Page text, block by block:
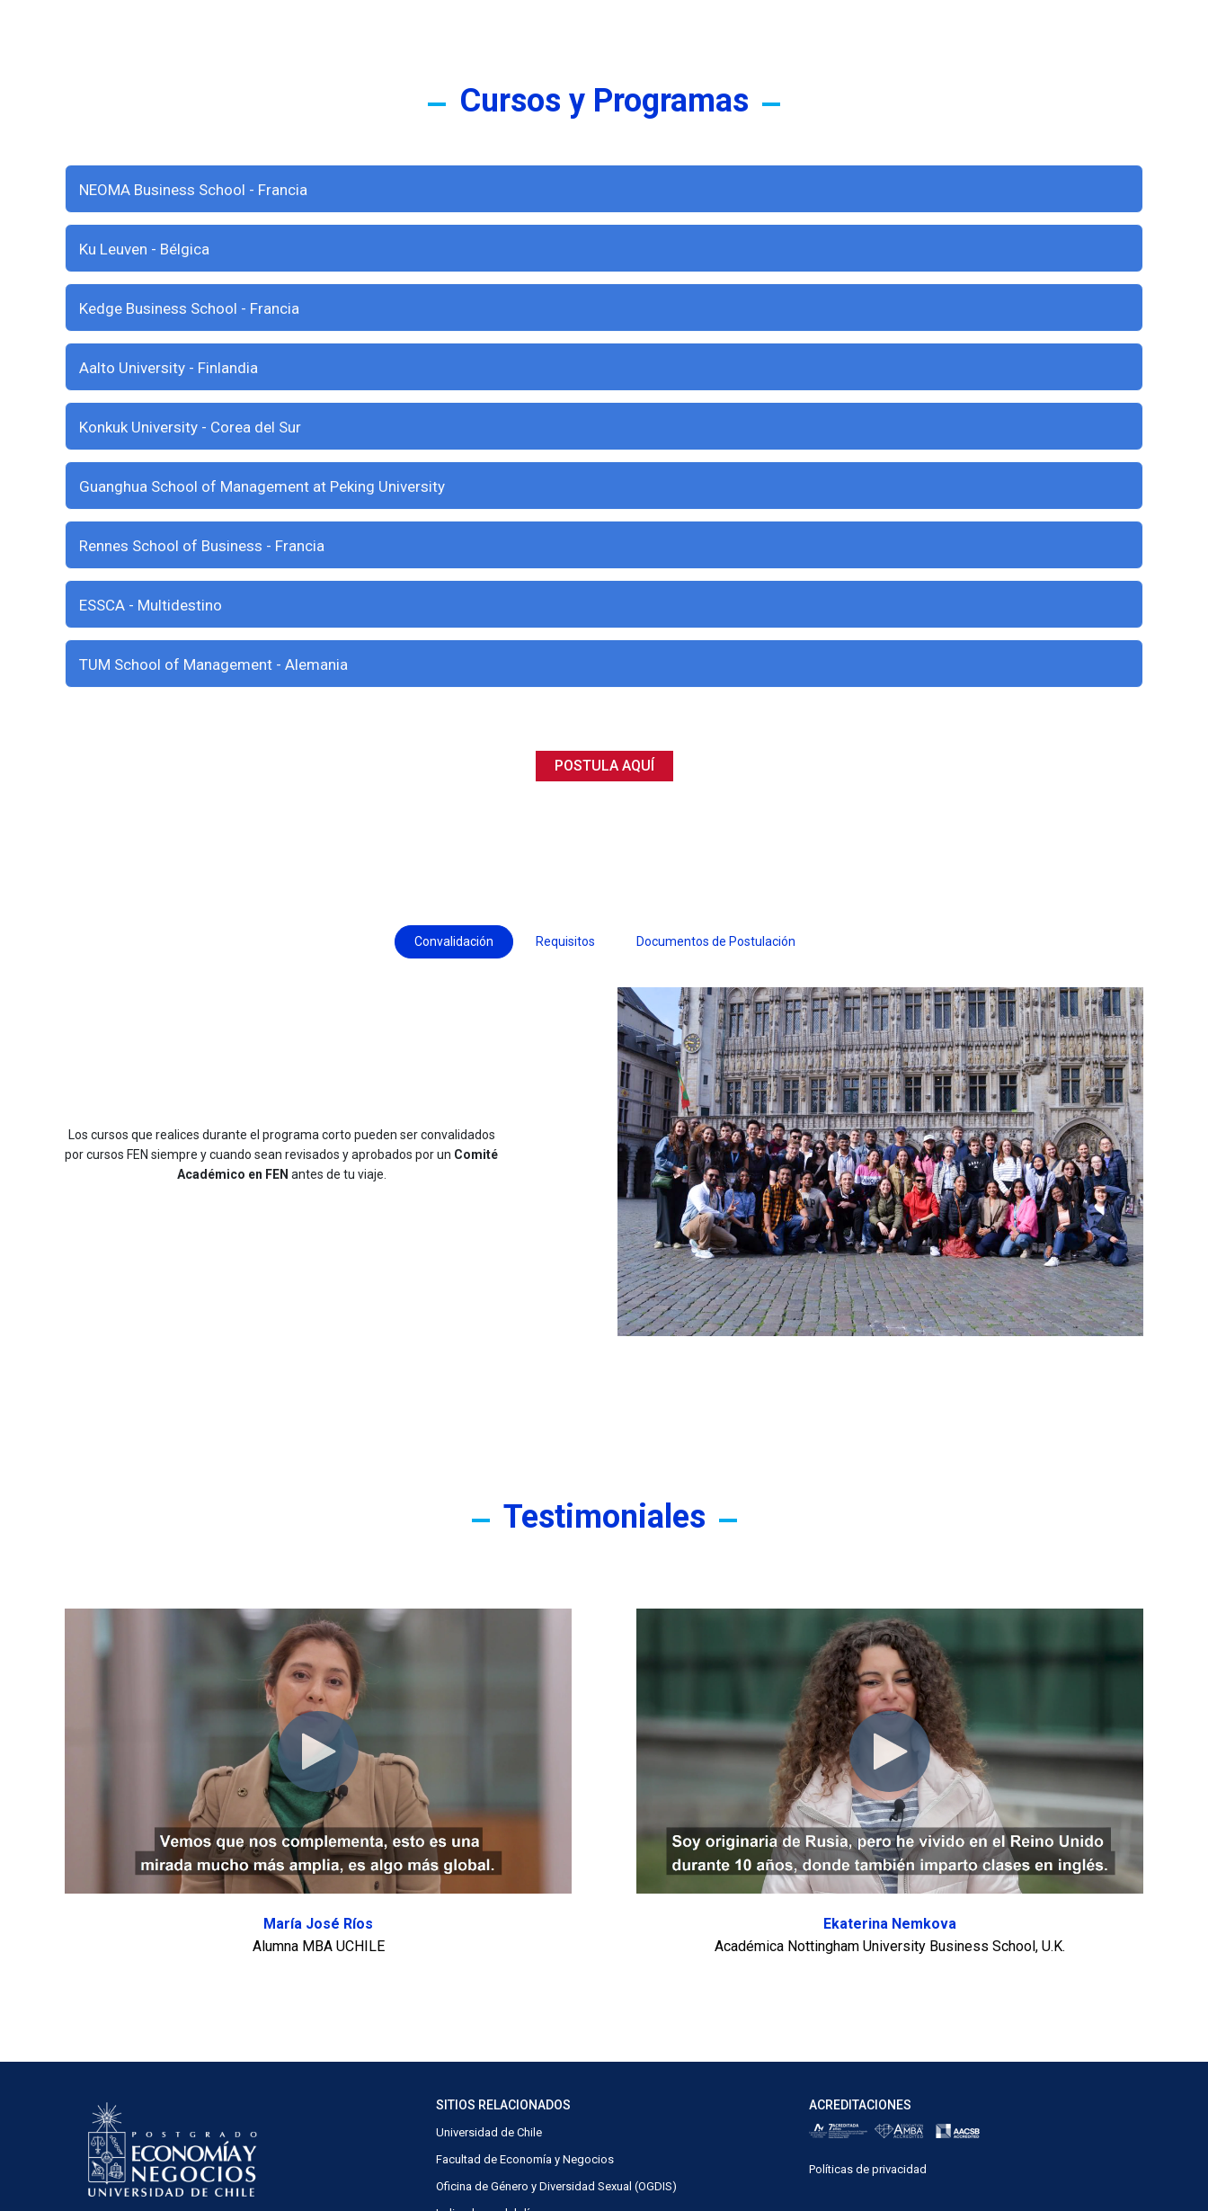
Cursos y Programas
NEOMA Business School - Francia
Ku Leuven - Bélgica
Kedge Business School - Francia
Aalto University - Finlandia
Konkuk University - Corea del Sur
Guanghua School of Management at Peking University
Rennes School of Business - Francia
ESSCA - Multidestino
TUM School of Management - Alemania
POSTULA AQUÍ
Convalidación Requisitos Documentos de Postulación
Los cursos que realices durante el programa corto pueden ser convalidados
por cursos FEN siempre y cuando sean revisados y aprobados por un Comité
Académico en FEN antes de tu viaje.
Testimoniales
María José Ríos
Alumna MBA UCHILE
Ekaterina Nemkova
Académica Nottingham University Business School, U.K.
SITIOS RELACIONADOS
Universidad de Chile
Facultad de Economía y Negocios
Oficina de Género y Diversidad Sexual (OGDIS)
ACREDITACIONES
Políticas de privacidad